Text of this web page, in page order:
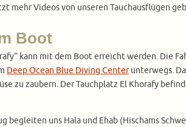
mehr Videos von unseren Tauchausflügen
Boot
kann mit dem Boot erreicht werden. Die
Deep Ocean Blue Diving Centerunterwegs.
zu zaubern. Der Tauchplatz El Khorafy
begleiten uns Hala und Ehab (Hischams